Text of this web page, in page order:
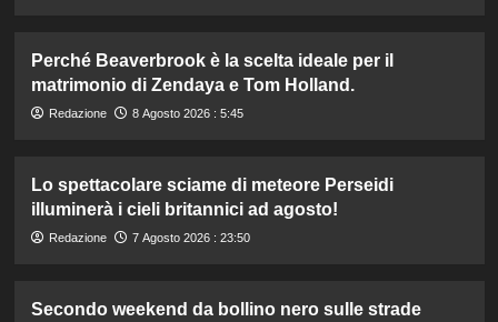
Perché Beaverbrook è la scelta ideale per il
matrimonio di Zendaya e Tom Holland.
Redazione 8 Agosto 2026 : 5:45
Lo spettacolare sciame di meteore Perseidi
illuminerà i cieli britannici ad agosto!
Redazione 7 Agosto 2026 : 23:50
Secondo weekend da bollino nero sulle strade